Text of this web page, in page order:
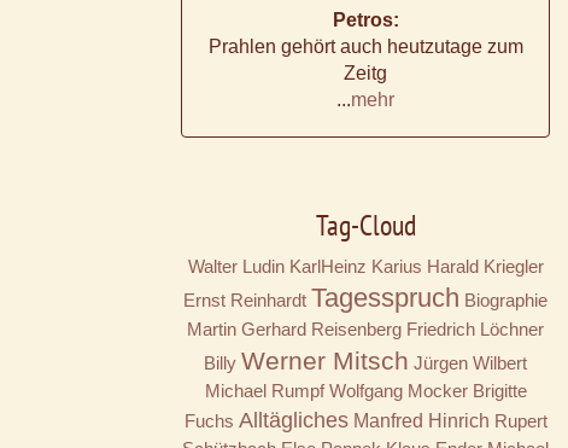
Petros:
Prahlen gehört auch heutzutage zum
Zeitg
...mehr
Tag-Cloud
Walter Ludin KarlHeinz Karius Harald Kriegler
Ernst Reinhardt Tagesspruch Biographie
Martin Gerhard Reisenberg Friedrich Löchner
Billy Werner Mitsch Jürgen Wilbert
Michael Rumpf Wolfgang Mocker Brigitte
Fuchs Alltägliches Manfred Hinrich Rupert